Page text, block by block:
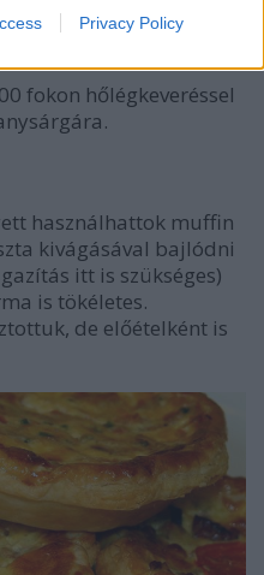
Privacy Policy
fokon hőlégkeveréssel
használhattok muffin
kivágásával bajlódni
itt is szükséges)
is tökéletes.
de előételként is